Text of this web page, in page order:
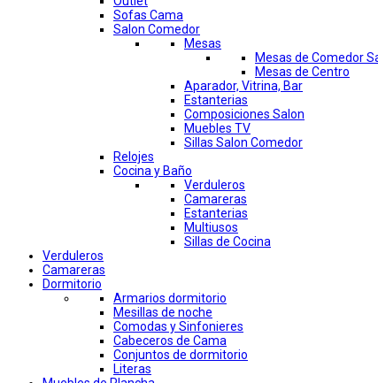
Sofas Cama
Salon Comedor
Mesas
Mesas de Comedor
Mesas de Centro
Aparador, Vitrina, Bar
Estanterias
Composiciones Salon
Muebles TV
Sillas Salon Comedor
Relojes
Cocina y Baño
Verduleros
Camareras
Estanterias
Multiusos
Sillas de Cocina
Verduleros
Camareras
Dormitorio
Armarios dormitorio
Mesillas de noche
Comodas y Sinfonieres
Cabeceros de Cama
Conjuntos de dormitorio
Literas